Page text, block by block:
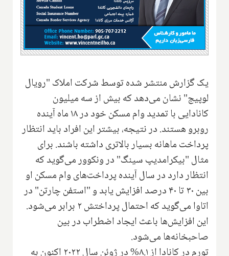
یک گزارش منتشر شده توسط شرکت املاک "رویال
لو‌پیج" نشان می‌دهد که بیش از سه میلیون
کانادایی با تمدید وام مسکن خود در ۱۸ ماه آینده
روبرو هستند. در نتیجه، بیشتر این افراد باید انتظار
پرداخت ماهانه بسیار بالاتری داشته باشند. برای
مثال "بیکرامدیپ سینگ" در ونکوور می‌گوید که
انتظار دارد در سال آینده پرداخت‌های وام مسکن او
بین ۳۰ تا ۴۰ درصد افزایش یابد و "استفن چارتن" در
اتاوا می‌گوید که احتمال پرداختش ۲ برابر می‌شود.
این افزایش‌ها باعث ایجاد اضطراب در بین
صاحبخانه‌ها می‌شود.